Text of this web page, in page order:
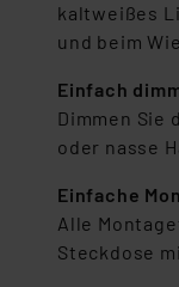
kaltweißes
und beim
Einfach
Dimmen Sie
oder nasse
Einfache
Alle
Steckdose